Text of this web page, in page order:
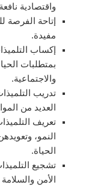
واقتصادية
إتاحة الفرصة
مفيدة.
إكساب
بمتطلبات
والاجتماعية.
تدريب
العديد من
تعريف
النمو،
الحياة.
تشجيع
الأمن